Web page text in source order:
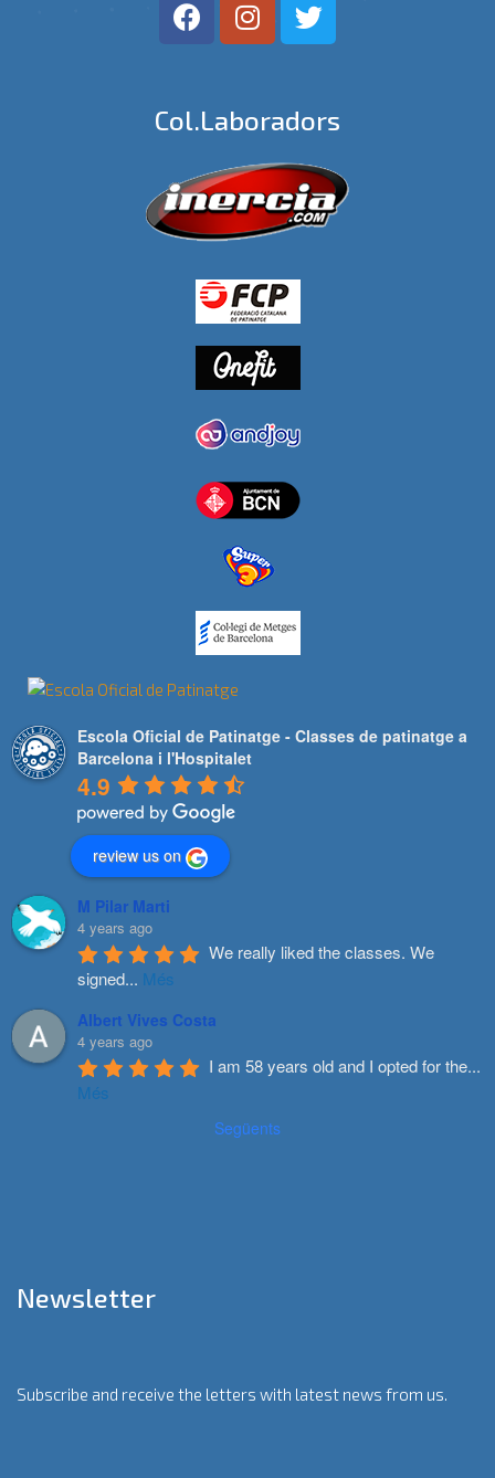
Col.laboradors
Escola Oficial de Patinatge - Classes de patinatge a
Barcelona i l'Hospitalet
4.9
review us on
M Pilar Marti
4 years ago
We really liked the classes. We
signed... Més
Albert Vives Costa
4 years ago
I am 58 years old and I opted for the...
Més
Següents
Newsletter
Subscribe and receive the letters with latest news from us.